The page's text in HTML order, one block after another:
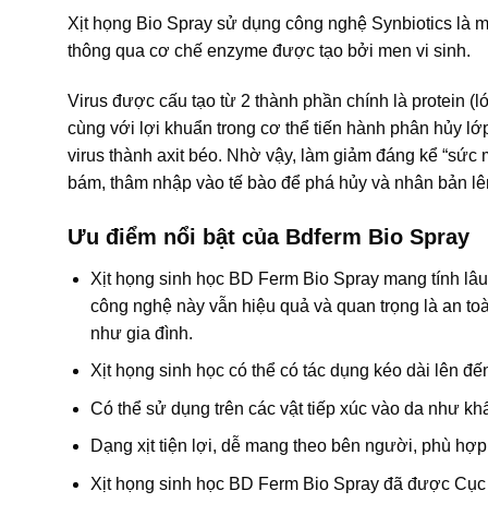
Xịt họng Bio Spray sử dụng công nghệ Synbiotics là
thông qua cơ chế enzyme được tạo bởi men vi sinh.
Virus được cấu tạo từ 2 thành phần chính là protein
cùng với lợi khuẩn trong cơ thể tiến hành phân hủy
virus thành axit béo. Nhờ vậy, làm giảm đáng kể
bám, thâm nhập vào tế bào để phá hủy và nhân bản
Ưu điểm nổi bật của Bdferm Bio Spray
Xịt họng sinh học BD Ferm Bio Spray mang tính
công nghệ này vẫn hiệu quả và quan trọng là an
như gia đình.
Xịt họng sinh học có thể có tác dụng kéo dài lên
Có thể sử dụng trên các vật tiếp xúc vào da như
Dạng xịt tiện lợi, dễ mang theo bên người, phù
Xịt họng sinh học BD Ferm Bio Spray đã được